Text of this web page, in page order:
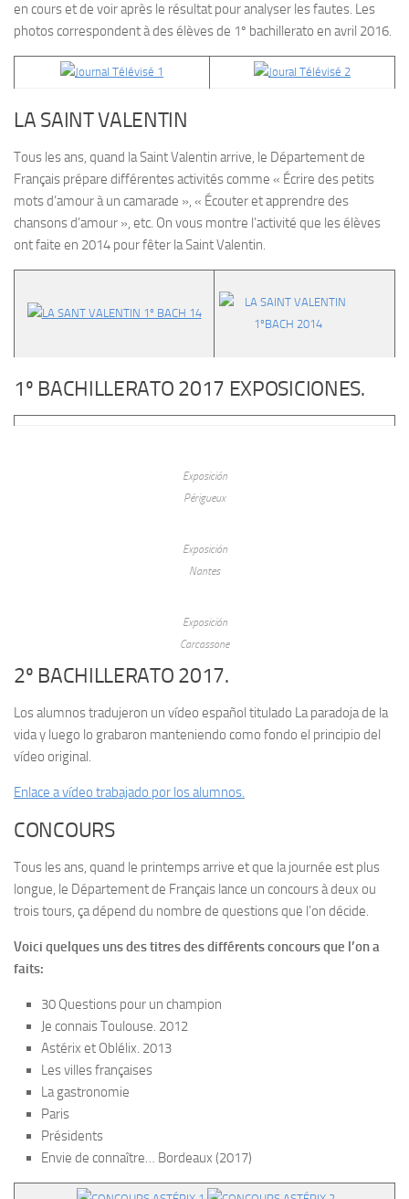
en cours et de voir après le résultat pour analyser les fautes. Les
photos correspondent à des élèves de 1º bachillerato en avril 2016.
LA SAINT VALENTIN
Tous les ans, quand la Saint Valentin arrive, le Département de
Français prépare différentes activités comme « Écrire des petits
mots d’amour à un camarade », « Écouter et apprendre des
chansons d’amour », etc. On vous montre l’activité que les élèves
ont faite en 2014 pour fêter la Saint Valentin.
1º BACHILLERATO 2017 EXPOSICIONES.
Exposición
Périgueux
Exposición
Nantes
Exposición
Carcassone
2º BACHILLERATO 2017.
Los alumnos tradujeron un vídeo español titulado La paradoja de la
vida y luego lo grabaron manteniendo como fondo el principio del
vídeo original.
Enlace a vídeo trabajado por los alumnos.
CONCOURS
Tous les ans, quand le printemps arrive et que la journée est plus
longue, le Département de Français lance un concours à deux ou
trois tours, ça dépend du nombre de questions que l’on décide.
Voici quelques uns des titres des différents concours que l’on a
faits:
30 Questions pour un champion
Je connais Toulouse. 2012
Astérix et Oblélix. 2013
Les villes françaises
La gastronomie
Paris
Présidents
Envie de connaître… Bordeaux (2017)